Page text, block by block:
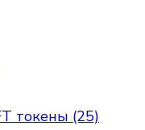
токены (25)